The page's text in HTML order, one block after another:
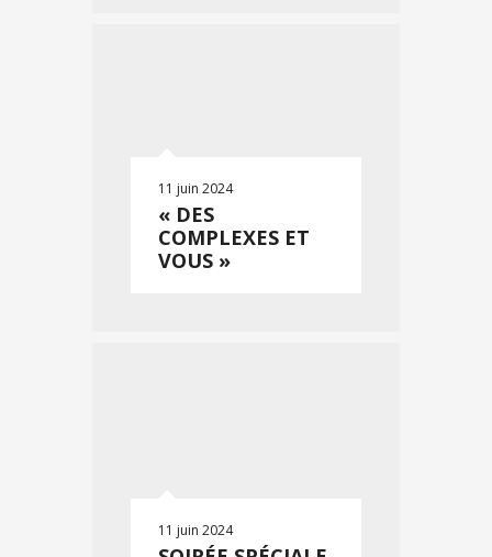
11 juin 2024
« DES
COMPLEXES ET
VOUS »
11 juin 2024